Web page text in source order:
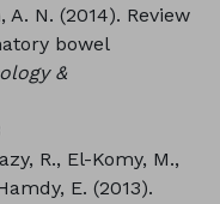
A. N. (2014). Review
bowel
&
R., El-Komy, M.,
E. (2013).